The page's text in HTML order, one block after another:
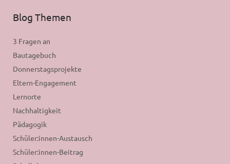
Blog Themen
3 Fragen an
Bautagebuch
Donnerstagsprojekte
Eltern-Engagement
Lernorte
Nachhaltigkeit
Pädagogik
Schüler:innen-Austausch
Schüler:innen-Beitrag